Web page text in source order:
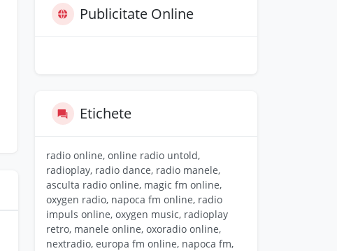
Publicitate Online
Etichete
radio online, online radio untold,
radioplay, radio dance, radio manele,
asculta radio online, magic fm online,
oxygen radio, napoca fm online, radio
impuls online, oxygen music, radioplay
retro, manele online, oxoradio online,
nextradio, europa fm online, napoca fm,